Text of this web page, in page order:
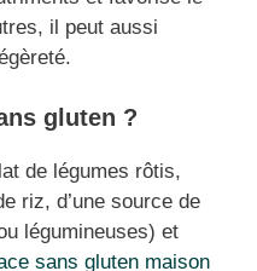
il peut aussi
gluten ?
de légumes rôtis,
riz, d’une source de
légumineuses) et
sans gluten maison